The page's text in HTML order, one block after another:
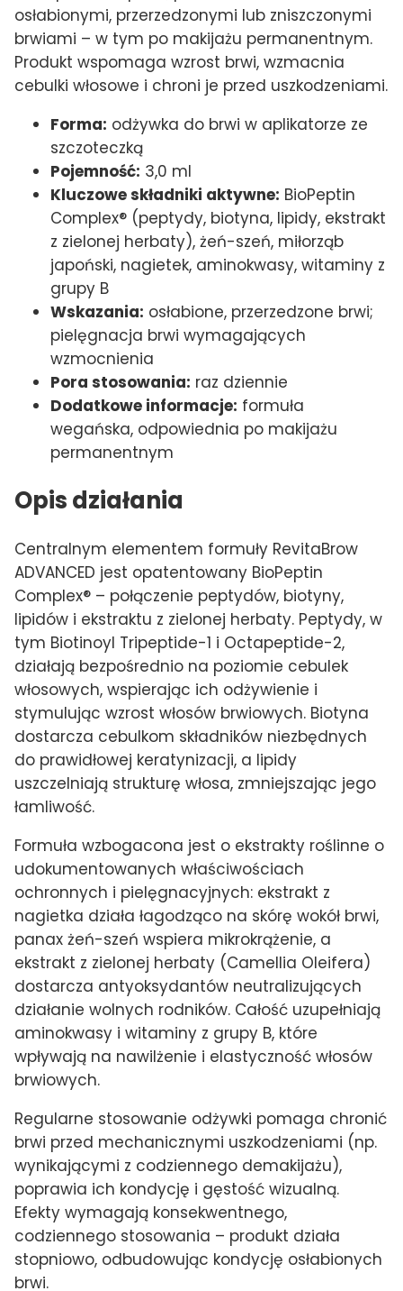
osłabionymi, przerzedzonymi lub zniszczonymi
brwiami – w tym po makijażu permanentnym.
Produkt wspomaga wzrost brwi, wzmacnia
cebulki włosowe i chroni je przed uszkodzeniami.
Forma: odżywka do brwi w aplikatorze ze
szczoteczką
Pojemność: 3,0 ml
Kluczowe składniki aktywne: BioPeptin
Complex® (peptydy, biotyna, lipidy, ekstrakt
z zielonej herbaty), żeń-szeń, miłorząb
japoński, nagietek, aminokwasy, witaminy z
grupy B
Wskazania: osłabione, przerzedzone brwi;
pielęgnacja brwi wymagających
wzmocnienia
Pora stosowania: raz dziennie
Dodatkowe informacje: formuła
wegańska, odpowiednia po makijażu
permanentnym
Opis działania
Centralnym elementem formuły RevitaBrow
ADVANCED jest opatentowany BioPeptin
Complex® – połączenie peptydów, biotyny,
lipidów i ekstraktu z zielonej herbaty. Peptydy, w
tym Biotinoyl Tripeptide-1 i Octapeptide-2,
działają bezpośrednio na poziomie cebulek
włosowych, wspierając ich odżywienie i
stymulując wzrost włosów brwiowych. Biotyna
dostarcza cebulkom składników niezbędnych
do prawidłowej keratynizacji, a lipidy
uszczelniają strukturę włosa, zmniejszając jego
łamliwość.
Formuła wzbogacona jest o ekstrakty roślinne o
udokumentowanych właściwościach
ochronnych i pielęgnacyjnych: ekstrakt z
nagietka działa łagodząco na skórę wokół brwi,
panax żeń-szeń wspiera mikrokrążenie, a
ekstrakt z zielonej herbaty (Camellia Oleifera)
dostarcza antyoksydantów neutralizujących
działanie wolnych rodników. Całość uzupełniają
aminokwasy i witaminy z grupy B, które
wpływają na nawilżenie i elastyczność włosów
brwiowych.
Regularne stosowanie odżywki pomaga chronić
brwi przed mechanicznymi uszkodzeniami (np.
wynikającymi z codziennego demakijażu),
poprawia ich kondycję i gęstość wizualną.
Efekty wymagają konsekwentnego,
codziennego stosowania – produkt działa
stopniowo, odbudowując kondycję osłabionych
brwi.